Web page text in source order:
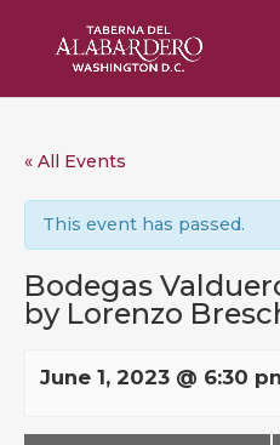
« All Events
This event has passed.
Bodegas
by Lorenzo
June 1, 2023 @ 6:30